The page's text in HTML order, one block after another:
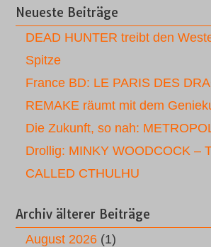
Neueste Beiträge
DEAD HUNTER treibt den
Spitze
France BD: LE PARIS DES
REMAKE räumt mit dem
Die Zukunft, so nah:
Drollig: MINKY WOODCOCK –
CALLED CTHULHU
Archiv älterer Beiträge
August 2026 (1)